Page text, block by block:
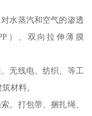
水蒸汽和空气的渗透
）、双向拉伸薄膜
无线电、纺织、等工
材料。
。打包带、捆扎绳、